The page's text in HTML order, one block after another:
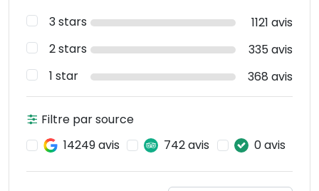
3 stars
1121 avis
2 stars
335 avis
1 star
368 avis
Filtre par source
14249 avis
742 avis 0 avis